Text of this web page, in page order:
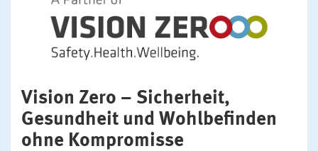
Vision Zero – Sicherheit,
Gesundheit und Wohlbefinden
ohne Kompromisse